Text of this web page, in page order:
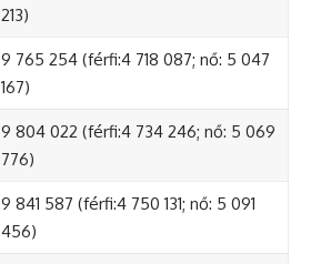
213)
9 765 254 (férfi:4 718 087; nő: 5 047
167)
9 804 022 (férfi:4 734 246; nő: 5 069
776)
9 841 587 (férfi:4 750 131; nő: 5 091
456)